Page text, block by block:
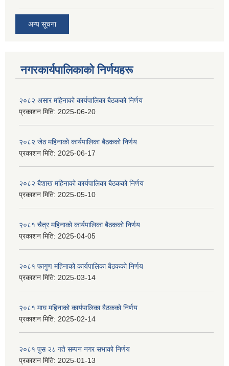
अन्य सूचना
नगरकार्यपालिकाकाे निर्णयहरू
२०८२ असार महिनाको कार्यपालिका बैठकको निर्णय
प्रकाशन मिति: 2025-06-20
२०८२ जेठ महिनाको कार्यपालिका बैठकको निर्णय
प्रकाशन मिति: 2025-06-17
२०८२ बैशाख महिनाको कार्यपालिका बैठकको निर्णय
प्रकाशन मिति: 2025-05-10
२०८१ चैत्र महिनाको कार्यपालिका बैठकको निर्णय
प्रकाशन मिति: 2025-04-05
२०८१ फागुण महिनाको कार्यपालिका बैठकको निर्णय
प्रकाशन मिति: 2025-03-14
२०८१ माघ महिनाको कार्यपालिका बैठकको निर्णय
प्रकाशन मिति: 2025-02-14
२०८१ पुस २८ गते सम्प‍न नगर सभाको निर्णय
प्रकाशन मिति: 2025-01-13